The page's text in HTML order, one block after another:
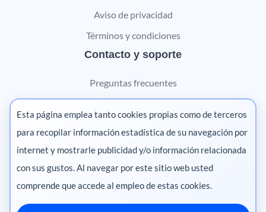
Aviso de privacidad
Términos y condiciones
Contacto y soporte
Preguntas frecuentes
Contáctanos
Marketing digital
Pharma
Esta página emplea tanto cookies propias como de terceros
para recopilar información estadística de su navegación por
internet y mostrarle publicidad y/o información relacionada
con sus gustos. Al navegar por este sitio web usted
comprende que accede al empleo de estas cookies.